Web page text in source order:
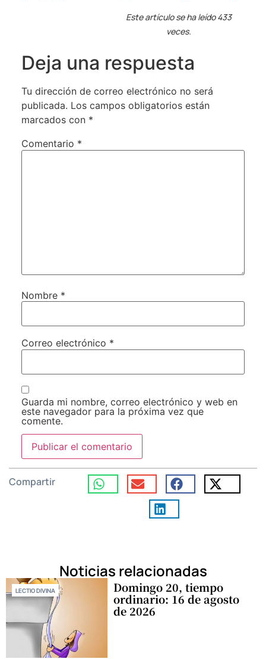
Este artículo se ha leído 433
veces.
Deja una respuesta
Tu dirección de correo electrónico no será
publicada. Los campos obligatorios están
marcados con *
Comentario *
Nombre *
Correo electrónico *
Guarda mi nombre, correo electrónico y web en
este navegador para la próxima vez que
comente.
Compartir
Noticias relacionadas
LECTIO DIVINA Domingo 20, tiempo
ordinario: 16 de agosto
de 2026